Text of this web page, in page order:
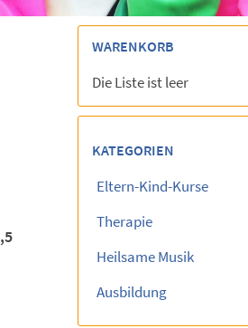
WARENKORB
Die Liste ist leer
KATEGORIEN
Eltern-Kind-Kurse
Therapie
Heilsame Musik
Ausbildung